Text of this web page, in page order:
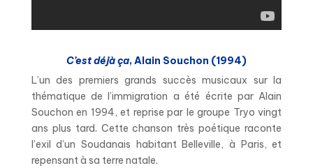
C’est déjà ça, Alain Souchon (1994)
L’un des premiers grands succès musicaux sur la
thématique de l’immigration a été écrite par Alain
Souchon en 1994, et reprise par le groupe Tryo vingt
ans plus tard. Cette chanson très poétique raconte
l’exil d’un Soudanais habitant Belleville, à Paris, et
repensant à sa terre natale.